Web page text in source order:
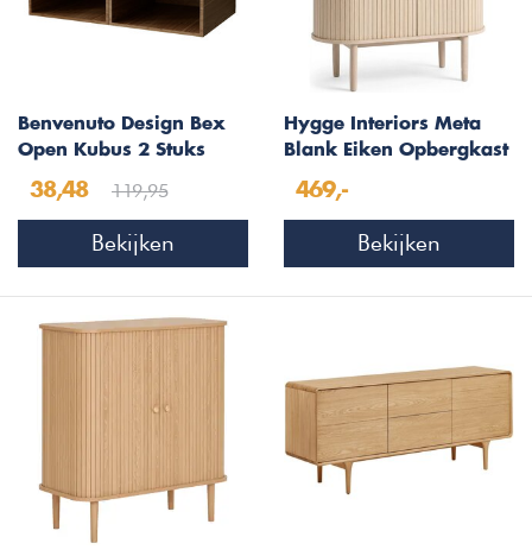
Benvenuto Design Bex
Open Kubus 2 Stuks
38,48 119,95
Bekijken
Hygge Interiors Meta
Blank Eiken Opbergkast
469,-
Bekijken